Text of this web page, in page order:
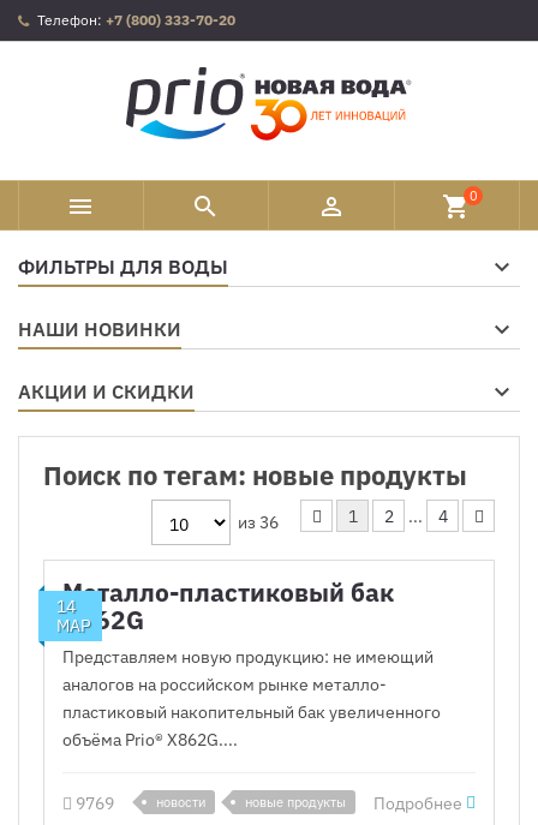
Телефон: +7 (800) 333-70-20
   shopping_cart0
ФИЛЬТРЫ ДЛЯ ВОДЫ
НАШИ НОВИНКИ
АКЦИИ И СКИДКИ
Поиск по тегам: новые продукты
из 36 1 2 ... 4
14
МАР
Металло-пластиковый бак
X862G
Представляем новую продукцию: не имеющий
аналогов на российском рынке металло-
пластиковый накопительный бак увеличенного
объёма Prio® X862G....
9769 новости новые продукты Подробнее